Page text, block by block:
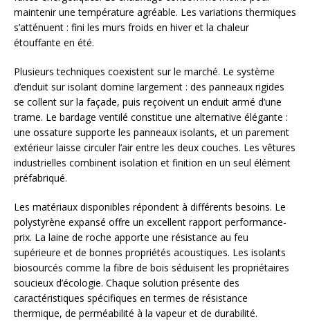
maintenir une température agréable. Les variations thermiques
s’atténuent : fini les murs froids en hiver et la chaleur
étouffante en été.
Plusieurs techniques coexistent sur le marché. Le système
d’enduit sur isolant domine largement : des panneaux rigides
se collent sur la façade, puis reçoivent un enduit armé d’une
trame. Le bardage ventilé constitue une alternative élégante :
une ossature supporte les panneaux isolants, et un parement
extérieur laisse circuler l’air entre les deux couches. Les vêtures
industrielles combinent isolation et finition en un seul élément
préfabriqué.
Les matériaux disponibles répondent à différents besoins. Le
polystyrène expansé offre un excellent rapport performance-
prix. La laine de roche apporte une résistance au feu
supérieure et de bonnes propriétés acoustiques. Les isolants
biosourcés comme la fibre de bois séduisent les propriétaires
soucieux d’écologie. Chaque solution présente des
caractéristiques spécifiques en termes de résistance
thermique, de perméabilité à la vapeur et de durabilité.